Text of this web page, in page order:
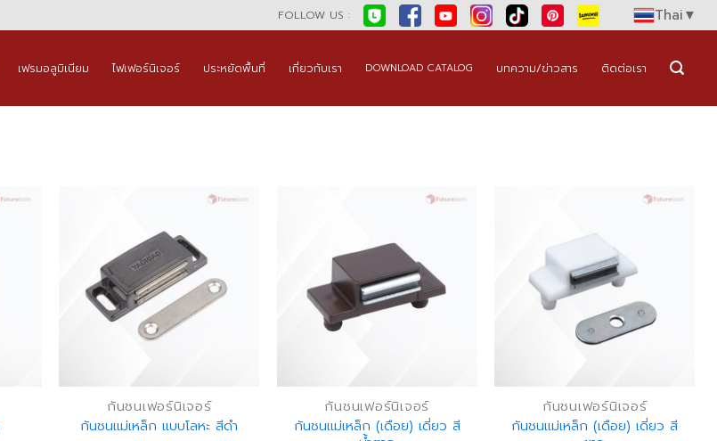
FOLLOW US : Thai▼
เฟรมอลูมิเนียม ไฟเฟอร์นิเจอร์ ประหยัดพื้นที่ เกี่ยวกับเรา DOWNLOAD CATALOG บทความ/ข่าวสาร ติดต่อเรา
กันชนเฟอร์นิเจอร์
กันชนแม่เหล็ก แบบโลหะ สีดำ
กันชนเฟอร์นิเจอร์
กันชนแม่เหล็ก (เดือย) เดี่ยว สี
กันชนเฟอร์นิเจอร์
กันชนแม่เหล็ก (เดือย) เดี่ยว สี